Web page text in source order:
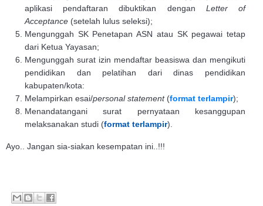
aplikasi pendaftaran dibuktikan dengan Letter of
Acceptance (setelah lulus seleksi);
Mengunggah SK Penetapan ASN atau SK pegawai tetap
dari Ketua Yayasan;
Mengunggah surat izin mendaftar beasiswa dan mengikuti
pendidikan dan pelatihan dari dinas pendidikan
kabupaten/kota:
Melampirkan esai/personal statement(format terlampir);
Menandatangani surat pernyataan kesanggupan
melaksanakan studi (format terlampir).
Ayo.. Jangan sia-siakan kesempatan ini..!!!